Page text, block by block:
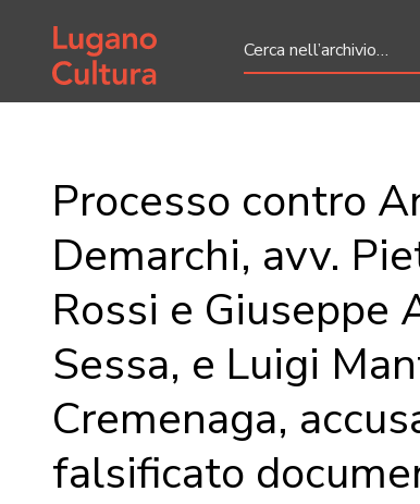
Home page
Processo contro
Demarchi, avv.
Rossi e Giuseppe
Sessa, e Luigi
Cremenaga,
falsificato